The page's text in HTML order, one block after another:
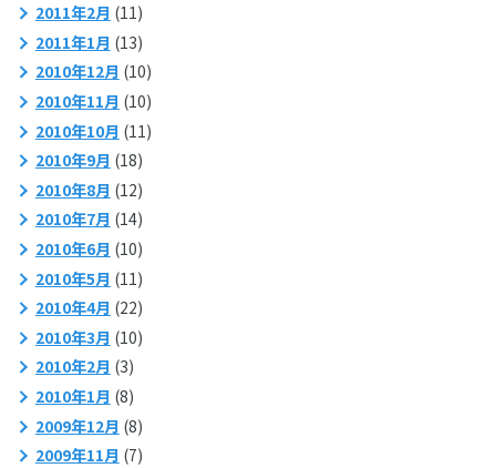
2011年2月 (11)
2011年1月 (13)
2010年12月 (10)
2010年11月 (10)
2010年10月 (11)
2010年9月 (18)
2010年8月 (12)
2010年7月 (14)
2010年6月 (10)
2010年5月 (11)
2010年4月 (22)
2010年3月 (10)
2010年2月 (3)
2010年1月 (8)
2009年12月 (8)
2009年11月 (7)